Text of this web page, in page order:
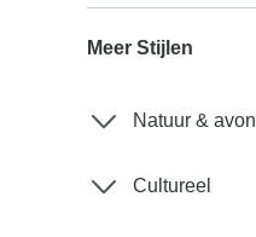
Meer Stijlen
Natuur &
Cultureel